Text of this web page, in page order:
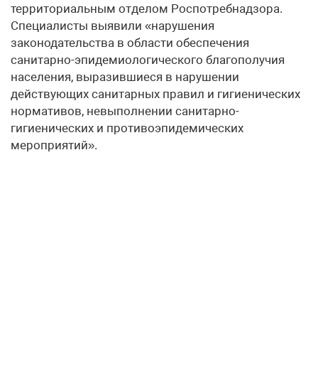
территориальным отделом Роспотребнадзора.
Специалисты выявили «нарушения
законодательства в области обеспечения
санитарно-эпидемиологического благополучия
населения, выразившиеся в нарушении
действующих санитарных правил и гигиенических
нормативов, невыполнении санитарно-
гигиенических и противоэпидемических
мероприятий».